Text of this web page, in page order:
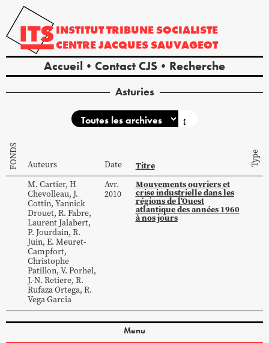
INSTITUTTRIBUNE SOCIALISTE
CENTREJACQUES SAUVAGEOT
Accueil Contact CJS Recherche
Asturies
↕
FONDS Auteurs Date Titre Type
M. Cartier, H
Chevolleau, J.
Cottin, Yannick
Drouet, R. Fabre,
LaurentJalabert,
P. Jourdain, R.
Juin, E. Meuret-
Campfort,
Christophe
Patillon, V. Porhel,
J.-N. Retiere, R.
Rufaza Ortega, R.
Vega Garcia
Avr.
2010
Mouvements ouvriers et
crise industrielle dans les
régions de l’Ouest
atlantique des années 1960
à nos jours
Menu